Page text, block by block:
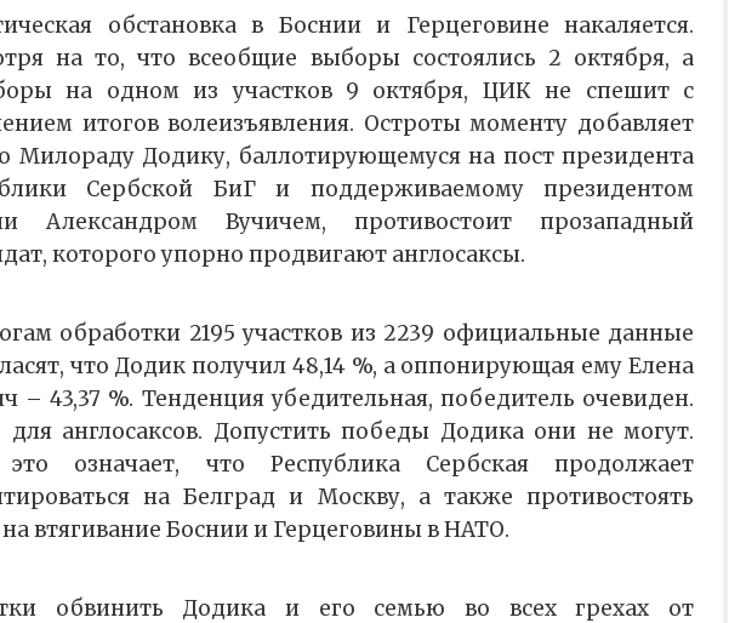
обстановка в Боснии и Герцеговине накаляется.
на то, что всеобщие выборы состоялись 2 октября, а
на одном из участков 9 октября, ЦИК не спешит с
итогов волеизъявления. Остроты моменту добавляет
Милораду Додику, баллотирующемуся на пост президента
Сербской БиГ и поддерживаемому президентом
Александром Вучичем, противостоит прозападный
которого упорно продвигают англосаксы.
обработки 2195 участков из 2239 официальные данные
что Додик получил 48,14 %, а оппонирующая ему Елена
– 43,37 %. Тенденция убедительная, победитель очевиден.
англосаксов. Допустить победы Додика они не могут.
означает, что Республика Сербская продолжает
на Белград и Москву, а также противостоять
на втягивание Боснии и Герцеговины в НАТО.
обвинить Додика и его семью во всех грехах от